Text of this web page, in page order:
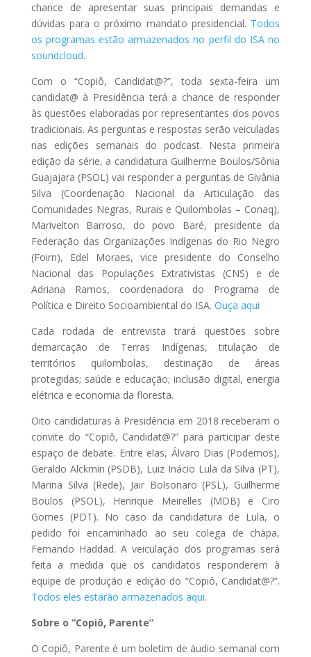
chance de apresentar suas principais demandas e
dúvidas para o próximo mandato presidencial. Todos
os programas estão armazenados no perfil do ISA no
soundcloud.
Com o “Copiô, Candidat@?”, toda sexta-feira um
candidat@ à Presidência terá a chance de responder
às questões elaboradas por representantes dos povos
tradicionais. As perguntas e respostas serão veiculadas
nas edições semanais do podcast. Nesta primeira
edição da série, a candidatura Guilherme Boulos/Sônia
Guajajara (PSOL) vai responder a perguntas de Givânia
Silva (Coordenação Nacional da Articulação das
Comunidades Negras, Rurais e Quilombolas – Conaq),
Marivelton Barroso, do povo Baré, presidente da
Federação das Organizações Indígenas do Rio Negro
(Foirn), Edel Moraes, vice presidente do Conselho
Nacional das Populações Extrativistas (CNS) e de
Adriana Ramos, coordenadora do Programa de
Política e Direito Socioambiental do ISA. Ouça aqui
Cada rodada de entrevista trará questões sobre
demarcação de Terras Indígenas, titulação de
territórios quilombolas, destinação de áreas
protegidas; saúde e educação; inclusão digital, energia
elétrica e economia da floresta.
Oito candidaturas à Presidência em 2018 receberam o
convite do “Copiô, Candidat@?” para participar deste
espaço de debate. Entre elas, Álvaro Dias (Podemos),
Geraldo Alckmin (PSDB), Luiz Inácio Lula da Silva (PT),
Marina Silva (Rede), Jair Bolsonaro (PSL), Guilherme
Boulos (PSOL), Henrique Meirelles (MDB) e Ciro
Gomes (PDT). No caso da candidatura de Lula, o
pedido foi encaminhado ao seu colega de chapa,
Fernando Haddad. A veiculação dos programas será
feita a medida que os candidatos responderem à
equipe de produção e edição do “Copiô, Candidat@?”.
Todos eles estarão armazenados aqui.
Sobre o “Copiô, Parente”
O Copiô, Parente é um boletim de áudio semanal com